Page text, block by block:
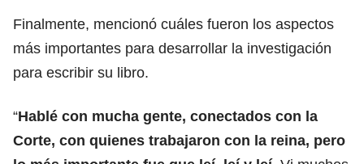
Finalmente, mencionó cuáles fueron los aspectos
más importantes para desarrollar la investigación
para escribir su libro.
“Hablé con mucha gente, conectados con la
Corte, con quienes trabajaron con la reina, pero